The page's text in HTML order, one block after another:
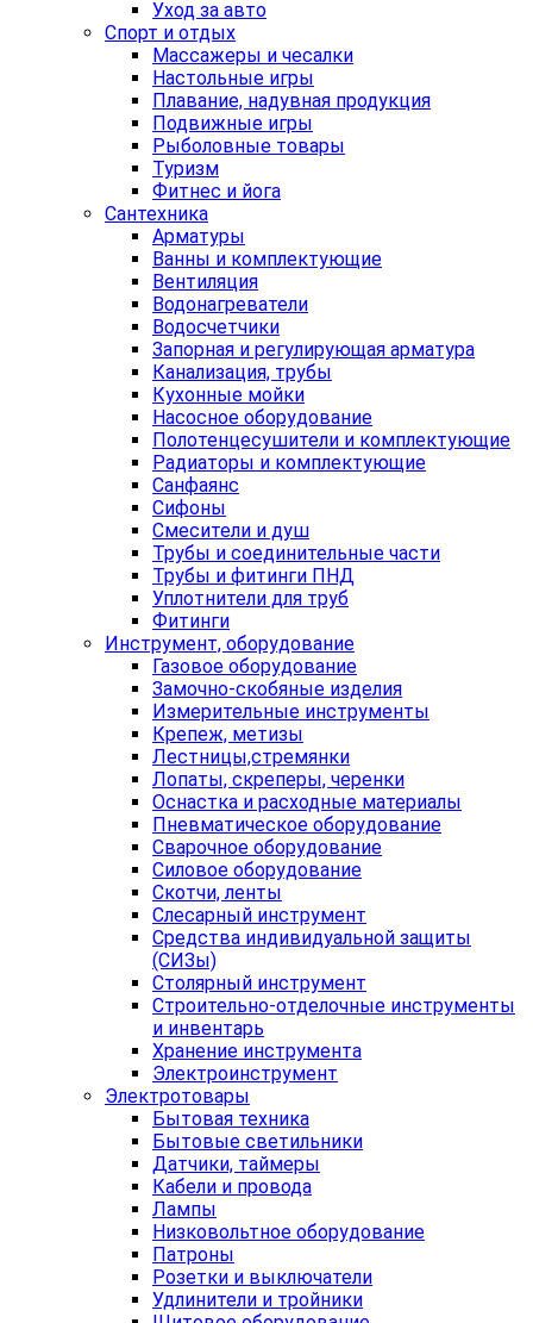
Уход за авто
Спорт и отдых
Массажеры и чесалки
Настольные игры
Плавание, надувная продукция
Подвижные игры
Рыболовные товары
Туризм
Фитнес и йога
Сантехника
Арматуры
Ванны и комплектующие
Вентиляция
Водонагреватели
Водосчетчики
Запорная и регулирующая арматура
Канализация, трубы
Кухонные мойки
Насосное оборудование
Полотенцесушители и комплектующие
Радиаторы и комплектующие
Санфаянс
Сифоны
Смесители и душ
Трубы и соединительные части
Трубы и фитинги ПНД
Уплотнители для труб
Фитинги
Инструмент, оборудование
Газовое оборудование
Замочно-скобяные изделия
Измерительные инструменты
Крепеж, метизы
Лестницы,стремянки
Лопаты, скреперы, черенки
Оснастка и расходные материалы
Пневматическое оборудование
Сварочное оборудование
Силовое оборудование
Скотчи, ленты
Слесарный инструмент
Средства индивидуальной защиты
(СИЗы)
Столярный инструмент
Строительно-отделочные инструменты
и инвентарь
Хранение инструмента
Электроинструмент
Электротовары
Бытовая техника
Бытовые светильники
Датчики, таймеры
Кабели и провода
Лампы
Низковольтное оборудование
Патроны
Розетки и выключатели
Удлинители и тройники